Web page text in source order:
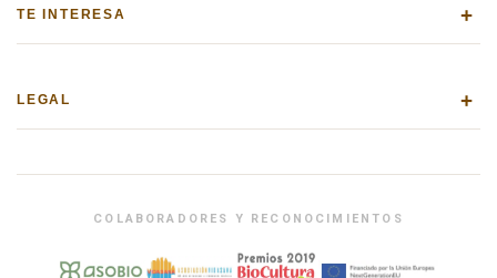
TE INTERESA +
LEGAL +
COLABORADORES Y RECONOCIMIENTOS